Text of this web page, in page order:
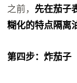
之前， 先在茄子
糊化的特点隔离
第四步：炸茄子